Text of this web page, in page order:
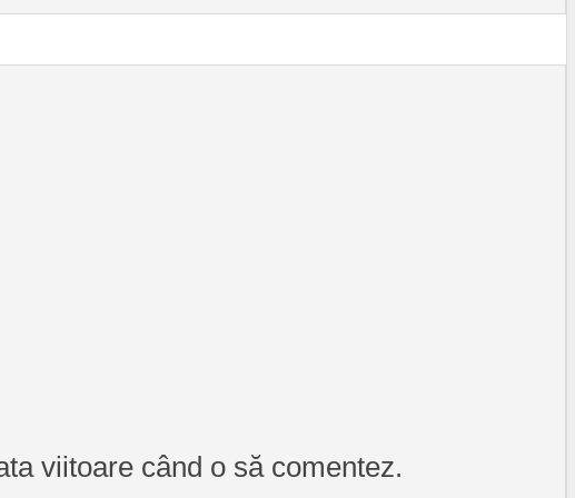
viitoare când o să comentez.